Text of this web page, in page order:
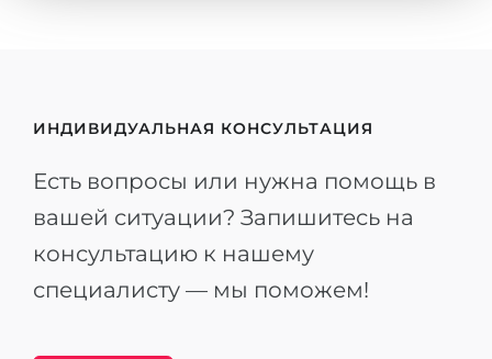
ИНДИВИДУАЛЬНАЯ КОНСУЛЬТАЦИЯ
Есть вопросы или нужна помощь в
вашей ситуации? Запишитесь на
консультацию к нашему
специалисту — мы поможем!